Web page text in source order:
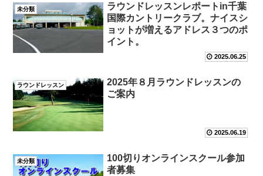
未分類
ラウンドレッスンレポートin千葉
国際カントリークラブ。ナイスシ
ョットが増えるアドレス３つのポ
イント。
2025.06.25
ラウンドレッスン
2025年８月ラウンドレッスンの
ご案内
2025.06.19
未分類
100切りオンラインスクール参加
者募集